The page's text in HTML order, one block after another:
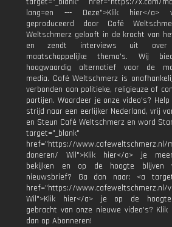
lang=en --- Deze">Klik hier</a>
geproduceerd door Café
Weltschmerz gelooft in de kracht van
en zendt interviews uit over
maatschappelijke thema's. Wij
hoogwaardig alternatief voor de
media. Café Weltschmerz is
verbonden aan politieke, religieuze of
partijen. Waardeer je onze video's?
strijd naar een eerlijker Nederland, vrij
en Steun Café Weltschmerz en word
target="_blank"
href="https://www.cafeweltschmerz.nl/
doneren/ Wil">Klik hier</a> je
bekijken en op de hoogte blijven
nieuwsbrief? Ga dan naar: <a
href="https://www.cafeweltschmerz.nl/
Wil">Klik hier</a> je op de
gebracht van onze nieuwe video's? Klik
dan op Abonneren!